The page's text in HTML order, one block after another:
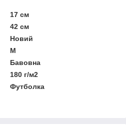
17 см
42 см
Новий
M
Бавовна
180 г/м2
Футболка